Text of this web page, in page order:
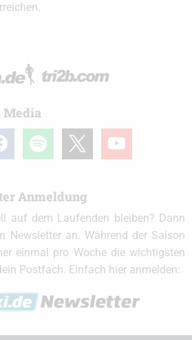
Media
spotify youtube
Anmeldung
auf dem Laufenden bleiben? Dann
Newsletter an. Während der Saison
einmal pro Woche die wichtigsten
Postfach. Einfach hier anmelden: